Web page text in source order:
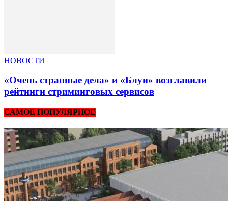
НОВОСТИ
«Очень странные дела» и «Блуи» возглавили
рейтинги стриминговых сервисов
САМОЕ ПОПУЛЯРНОЕ